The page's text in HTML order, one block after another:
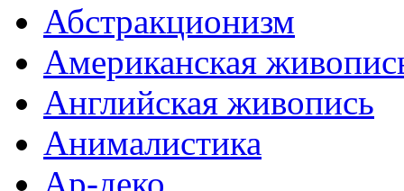
Абстракционизм
Американская
Английская живопись
Анималистика
Ар-деко